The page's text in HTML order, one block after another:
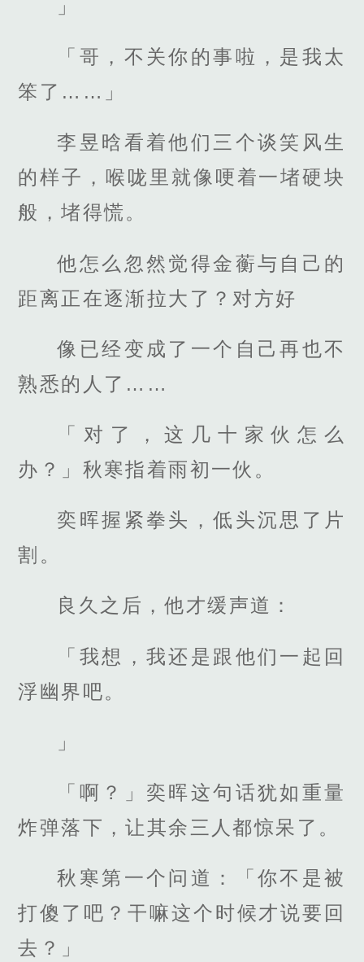
」
「哥，不关你的事啦，是我太
笨了……」
李昱晗看着他们三个谈笑风生
的样子，喉咙里就像哽着一堵硬块
般，堵得慌。
他怎么忽然觉得金蘅与自己的
距离正在逐渐拉大了？对方好
像已经变成了一个自己再也不
熟悉的人了……
「对了，这几十家伙怎么
办？」秋寒指着雨初一伙。
奕晖握紧拳头，低头沉思了片
割。
良久之后，他才缓声道：
「我想，我还是跟他们一起回
浮幽界吧。
」
「啊？」奕晖这句话犹如重量
炸弹落下，让其余三人都惊呆了。
秋寒第一个问道：「你不是被
打傻了吧？干嘛这个时候才说要回
去？」